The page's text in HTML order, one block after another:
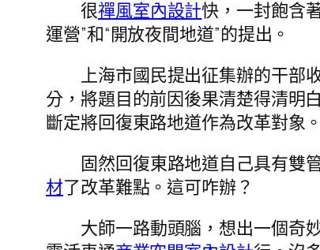
很禪風室內設計快，一封飽含
運營”和“開放夜間地道”的提出。
上海市國民提出征集辦的干部
分，將題目的前因後果清楚得清明
斷定將回復東路地道作為改革對象。
固然回復東路地道自己具有雙
材了改革難點。這可咋辦？
大師一路動頭腦，想出一個奇